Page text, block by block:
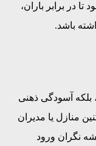
تا در برابر باران،
باشد.
بلکه آسودگی ذهنی
منازل یا مدیران
نگران ورود